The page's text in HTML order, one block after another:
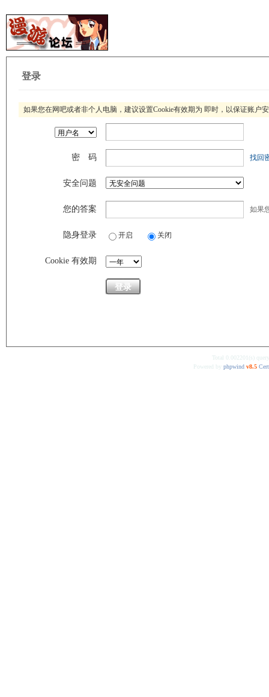
登录
如果您在网吧或者非个人电脑，建议设置Cookie有效期为 即时，以保证账户
密 码 找回
安全问题
您的答案 如果
隐身登录 开启 关闭
Cookie 有效期
登录
Total 0.002201(s)
Powered by phpwind v8.5